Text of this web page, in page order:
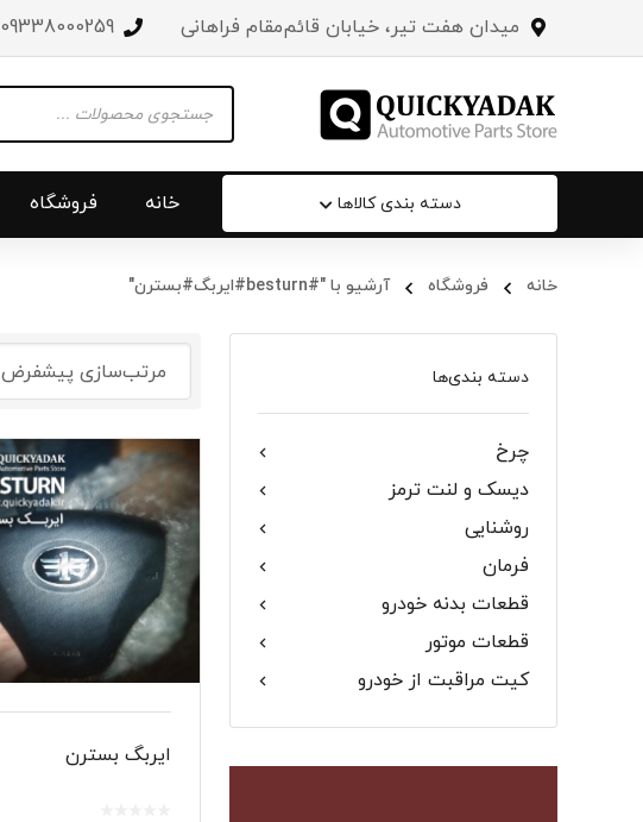
میدان هفت تیر، خیابان قائم‌مقام فراهانی 09338000259 / 02188326183
search
دسته بندی کالاها
جلو پنجره
درب خودرو
آینه‌ بغل
گلگیر
میل موج گیر
سیبک فرمان
خانه فروشگاه
خانه فروشگاه آرشیو با "#besturn#ایربگ#بسترن"
دسته بندی‌ها
چرخ
دیسک و لنت ترمز
روشنایی
فرمان
قطعات بدنه خودرو
قطعات موتور
کیت مراقبت از خودرو
ایربگ بسترن